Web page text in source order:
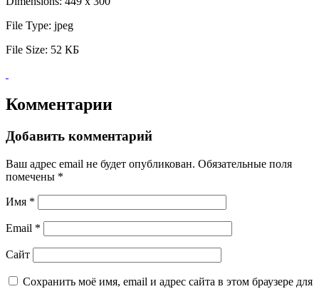
File Type: jpeg
File Size: 52 КБ
Комментарии
Добавить комментарий
Ваш адрес email не будет опубликован. Обязательные поля
помечены *
Имя *
Email *
Сайт
Сохранить моё имя, email и адрес сайта в этом браузере для